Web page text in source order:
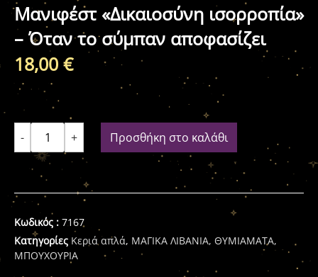
Μανιφέστ «Δικαιοσύνη ισορροπία»
– Όταν το σύμπαν αποφασίζει
18,00 €
- + Προσθήκη στο καλάθι
Κωδικός : 7167
Κατηγορίες Κεριά απλά, ΜΑΓΙΚΑ ΛΙΒΑΝΙΑ, ΘΥΜΙΑΜΑΤΑ,
ΜΠΟΥΧΟΥΡΙΑ